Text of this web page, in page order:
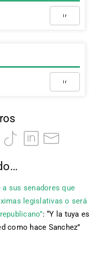
Ir
Ir
a sus senadores que
legislativas o será
: “Y la tuya es
como hace Sanchez”